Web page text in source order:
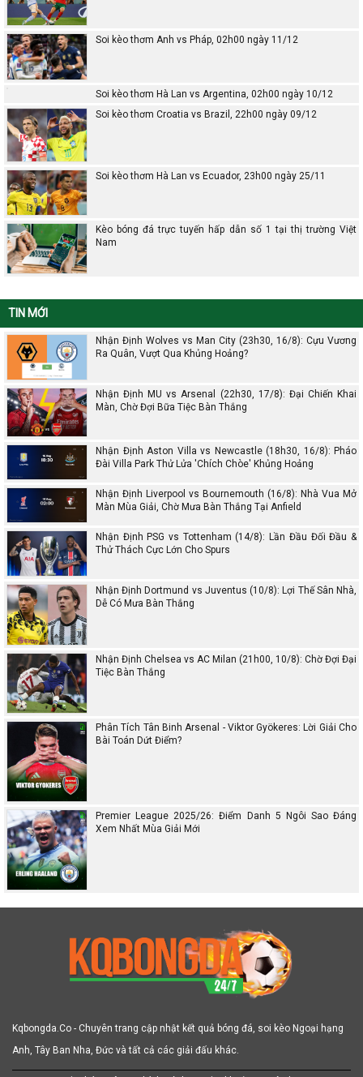
Soi kèo thơm Anh vs Pháp, 02h00 ngày 11/12
Soi kèo thơm Hà Lan vs Argentina, 02h00 ngày 10/12
Soi kèo thơm Croatia vs Brazil, 22h00 ngày 09/12
Soi kèo thơm Hà Lan vs Ecuador, 23h00 ngày 25/11
Kèo bóng đá trực tuyến hấp dẫn số 1 tại thị trường Việt
Nam
TIN MỚI
Nhận Định Wolves vs Man City (23h30, 16/8): Cựu Vương
Ra Quân, Vượt Qua Khủng Hoảng?
Nhận Định MU vs Arsenal (22h30, 17/8): Đại Chiến Khai
Màn, Chờ Đợi Bữa Tiệc Bàn Thắng
Nhận Định Aston Villa vs Newcastle (18h30, 16/8): Pháo
Đài Villa Park Thử Lửa 'Chích Chòe' Khủng Hoảng
Nhận Định Liverpool vs Bournemouth (16/8): Nhà Vua Mở
Màn Mùa Giải, Chờ Mưa Bàn Thắng Tại Anfield
Nhận Định PSG vs Tottenham (14/8): Lần Đầu Đối Đầu &
Thử Thách Cực Lớn Cho Spurs
Nhận Định Dortmund vs Juventus (10/8): Lợi Thế Sân Nhà,
Dễ Có Mưa Bàn Thắng
Nhận Định Chelsea vs AC Milan (21h00, 10/8): Chờ Đợi Đại
Tiệc Bàn Thắng
Phân Tích Tân Binh Arsenal - Viktor Gyökeres: Lời Giải Cho
Bài Toán Dứt Điểm?
Premier League 2025/26: Điểm Danh 5 Ngôi Sao Đáng
Xem Nhất Mùa Giải Mới
Kqbongda.Co - Chuyên trang cập nhật kết quả bóng đá, soi kèo Ngoại hạng
Anh, Tây Ban Nha, Đức và tất cả các giải đấu khác.